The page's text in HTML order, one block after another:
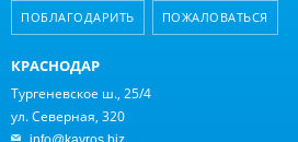
ПОБЛАГОДАРИТЬ ПОЖАЛОВАТЬСЯ
КРАСНОДАР
Тургеневское ш., 25/4
ул. Северная, 320